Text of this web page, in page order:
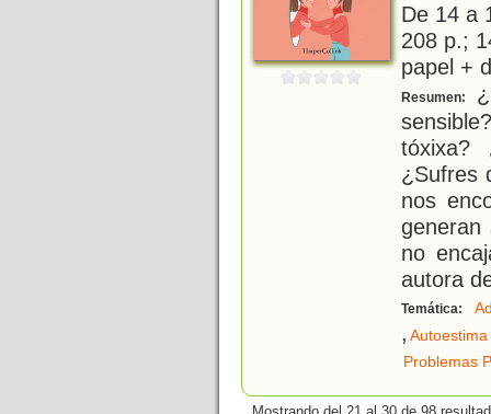
De 14 a
208 p.;
papel +
Resumen:
tóxixa?
¿Sufres
nos
generan
no
autora
Temática:
, Autoestima
Problemas